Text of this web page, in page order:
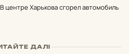
В центре Харькова сгорел автомобиль
ДАЛІ